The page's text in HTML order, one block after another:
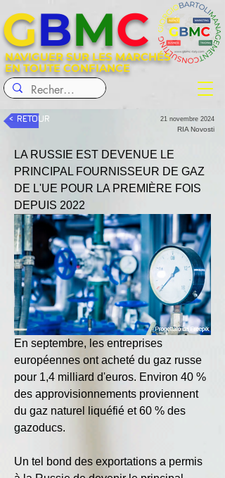
NAVIGUER SUR LES MARCHÉS
EN TOUTE CONFIANCE
GBMC
< RETOUR 21 novembre 2024
RIA Novosti
LA RUSSIE EST DEVENUE LE
PRINCIPAL FOURNISSEUR DE GAZ
DE L'UE POUR LA PREMIÈRE FOIS
DEPUIS 2022
En septembre, les entreprises
européennes ont acheté du gaz russe
pour 1,4 milliard d'euros. Environ 40 %
des approvisionnements proviennent
du gaz naturel liquéfié et 60 % des
gazoducs.
Un tel bond des exportations a permis